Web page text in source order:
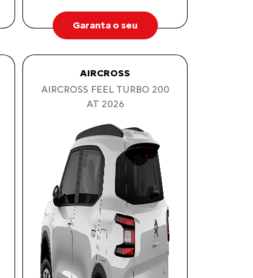
Garanta o seu
AIRCROSS
AIRCROSS FEEL TURBO 200
AT 2026